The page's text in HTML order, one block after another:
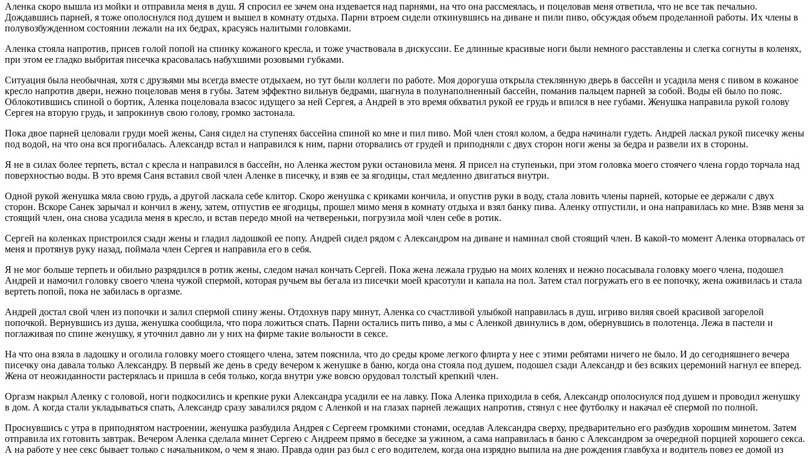
Аленка скоро вышла из мойки и отправила меня в душ. Я спросил ее зачем она издевается над парнями, на что она рассмеялась, и поцеловав меня ответила, что не все так печально.
Дождавшись парней, я тоже ополоснулся под душем и вышел в комнату отдыха. Парни втроем сидели откинувшись на диване и пили пиво, обсуждая объем проделанной работы. Их члены в
полувозбужденном состоянии лежали на их бедрах, красуясь налитыми головками.
Аленка стояла напротив, присев голой попой на спинку кожаного кресла, и тоже участвовала в дискуссии. Ее длинные красивые ноги были немного расставлены и слегка согнуты в коленях,
при этом ее гладко выбритая писечка красовалась набухшими розовыми губками.
Ситуация была необычная, хотя с друзьями мы всегда вместе отдыхаем, но тут были коллеги по работе. Моя дорогуша открыла стеклянную дверь в бассейн и усадила меня с пивом в кожаное
кресло напротив двери, нежно поцеловав меня в губы. Затем эффектно вильнув бедрами, шагнула в полунаполненный бассейн, поманив пальцем парней за собой. Воды ей было по пояс.
Облокотившись спиной о бортик, Аленка поцеловала взасос идущего за ней Сергея, а Андрей в это время обхватил рукой ее грудь и впился в нее губами. Женушка направила рукой голову
Сергея на вторую грудь, и запрокинув свою голову, громко застонала.
Пока двое парней целовали груди моей жены, Саня сидел на ступенях бассейна спиной ко мне и пил пиво. Мой член стоял колом, а бедра начинали гудеть. Андрей ласкал рукой писечку жены
под водой, на что она вся прогибалась. Александр встал и направился к ним, парни оторвались от грудей и приподняли с двух сторон ноги жены за бедра и развели их в стороны.
Я не в силах более терпеть, встал с кресла и направился в бассейн, но Аленка жестом руки остановила меня. Я присел на ступеньки, при этом головка моего стоячего члена гордо торчала над
поверхностью воды. В это время Саня вставил свой член Аленке в писечку, и взяв ее за ягодицы, стал медленно двигаться внутри.
Одной рукой женушка мяла свою грудь, а другой ласкала себе клитор. Скоро женушка с криками кончила, и опустив руки в воду, стала ловить члены парней, которые ее держали с двух
сторон. Вскоре Санек зарычал и кончил в жену, затем, отпустив ее ягодицы, прошел мимо меня в комнату отдыха и взял банку пива. Аленку отпустили, и она направилась ко мне. Взяв меня за
стоящий член, она снова усадила меня в кресло, и встав передо мной на четвереньки, погрузила мой член себе в ротик.
Сергей на коленках пристроился сзади жены и гладил ладошкой ее попу. Андрей сидел рядом с Александром на диване и наминал свой стоящий член. В какой-то момент Аленка оторвалась от
меня и протянув руку назад, поймала член Сергея и направила его в себя.
Я не мог больше терпеть и обильно разрядился в ротик жены, следом начал кончать Сергей. Пока жена лежала грудью на моих коленях и нежно посасывала головку моего члена, подошел
Андрей и намочил головку своего члена чужой спермой, которая ручьем вы бегала из писечки моей красотули и капала на пол. Затем стал погружать его в ее попочку, жена оживилась и стала
вертеть попой, пока не забилась в оргазме.
Андрей достал свой член из попочки и залил спермой спину жены. Отдохнув пару минут, Аленка со счастливой улыбкой направилась в душ, игриво виляя своей красивой загорелой
попочкой. Вернувшись из душа, женушка сообщила, что пора ложиться спать. Парни остались пить пиво, а мы с Аленкой двинулись в дом, обернувшись в полотенца. Лежа в пастели и
поглаживая по спине женушку, я уточнил давно ли у них на фирме такие вольности в сексе.
На что она взяла в ладошку и оголила головку моего стоящего члена, затем пояснила, что до среды кроме легкого флирта у нее с этими ребятами ничего не было. И до сегодняшнего вечера
писечку она давала только Александру. В первый же день в среду вечером к женушке в баню, когда она стояла под душем, подошел сзади Александр и без всяких церемоний нагнул ее вперед.
Жена от неожиданности растерялась и пришла в себя только, когда внутри уже вовсю орудовал толстый крепкий член.
Оргазм накрыл Аленку с головой, ноги подкосились и крепкие руки Александра усадили ее на лавку. Пока Аленка приходила в себя, Александр ополоснулся под душем и проводил женушку
в дом. А когда стали укладываться спать, Александр сразу завалился рядом с Аленкой и на глазах парней лежащих напротив, стянул с нее футболку и накачал её спермой по полной.
Проснувшись с утра в приподнятом настроении, женушка разбудила Андрея с Сергеем громкими стонами, оседлав Александра сверху, предварительно его разбудив хорошим минетом. Затем
отправила их готовить завтрак. Вечером Аленка сделала минет Сергею с Андреем прямо в беседке за ужином, а сама направилась в баню с Александром за очередной порцией хорошего секса.
А на работе у нее секс бывает только с начальником, о чем я знаю. Правда один раз был с его водителем, когда она изрядно выпила на дне рождения главбуха и водитель повез ее домой из